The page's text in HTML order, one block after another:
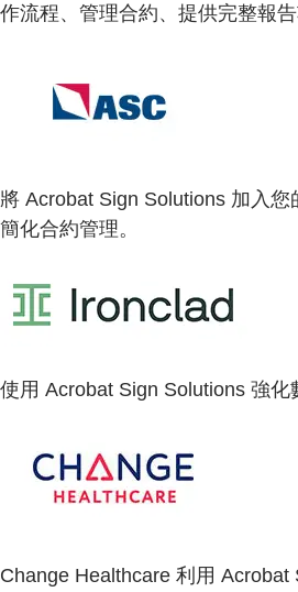
作流程、管理合約、提供完整報告
將 Acrobat Sign Solutions 加入您
簡化合約管理。
使用 Acrobat Sign Solutions 強化
Change Healthcare 利用 Acrobat